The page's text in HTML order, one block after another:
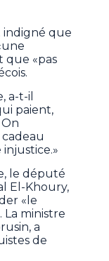
indigné que
que «pas
a-t-il
paient,
le député
El-Khoury,
«le
ministre
a
de